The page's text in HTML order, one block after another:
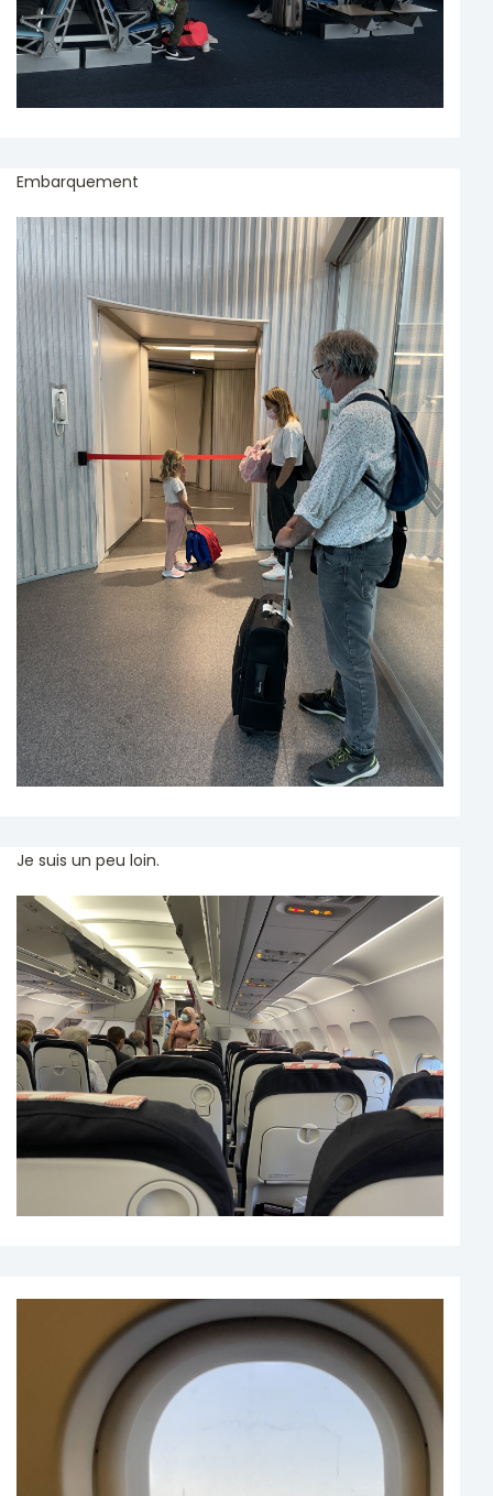
Embarquement
Je suis un peu loin.